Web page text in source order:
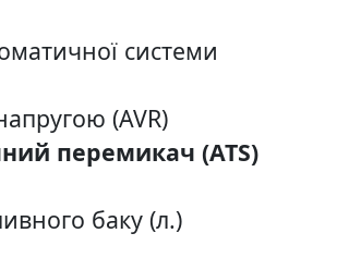
системи
(AVR)
перемикач (ATS)
баку (л.)